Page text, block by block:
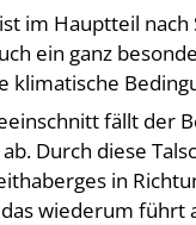
im Hauptteil nach
ein ganz
klimatische
fällt der
Durch diese
in
wiederum führt